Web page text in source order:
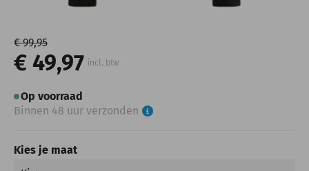
€ 99,95
€ 49,97 incl. btw
Op voorraad
Binnen 48 uur verzonden
Kies je maat